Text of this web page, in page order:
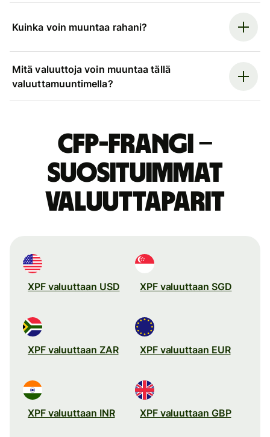
Kuinka voin muuntaa rahani?
Mitä valuuttoja voin muuntaa tällä
valuuttamuuntimella?
CFP-frangi –
suosituimmat
valuuttaparit
XPF valuuttaan USD XPF valuuttaan SGD
XPF valuuttaan ZAR XPF valuuttaan EUR
XPF valuuttaan INR XPF valuuttaan GBP